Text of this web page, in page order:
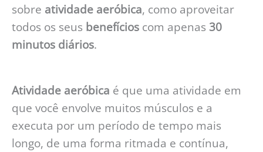
sobre atividade aeróbica, como aproveitar
todos os seus benefícios com apenas 30
minutos diários.
Atividade aeróbica é que uma atividade em
que você envolve muitos músculos e a
executa por um período de tempo mais
longo, de uma forma ritmada e contínua,